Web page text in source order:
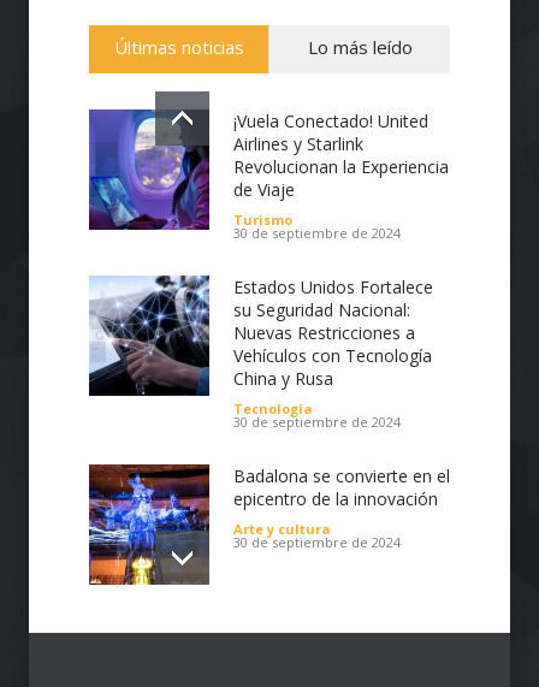
Últimas noticias Lo más leído
¡Vuela Conectado! United
Airlines y Starlink
Revolucionan la Experiencia
de Viaje
Turismo
30 de septiembre de 2024
Estados Unidos Fortalece
su Seguridad Nacional:
Nuevas Restricciones a
Vehículos con Tecnología
China y Rusa
Tecnología
30 de septiembre de 2024
Badalona se convierte en el
epicentro de la innovación
Arte y cultura
30 de septiembre de 2024
Impulsa tu Negocio con